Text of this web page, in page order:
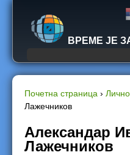
Jump
ВРЕМЕ ЈЕ
Y
o
Почетна страница ›
Лажечников
Александар
Лажечников